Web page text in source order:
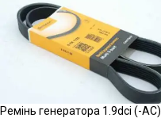
Ремінь генератора 1.9dci (-АС)